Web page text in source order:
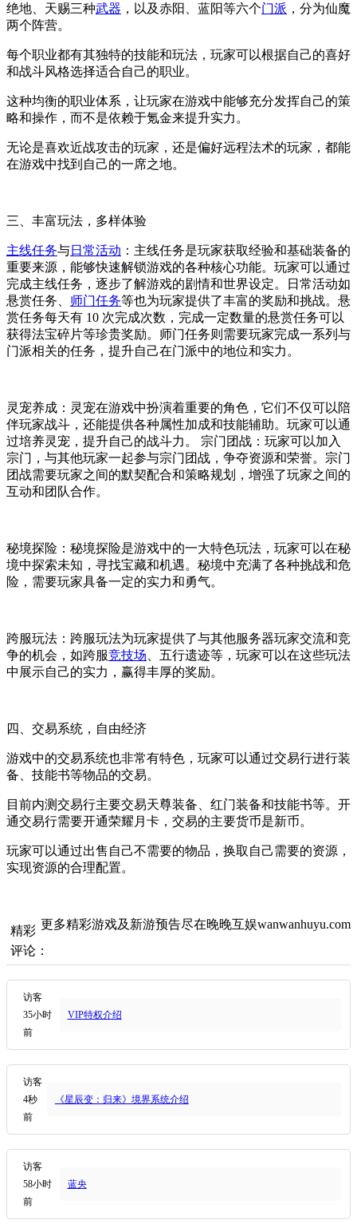
绝地、天赐三种武器 ，以及赤阳、蓝阳等六个门派 ，分为仙魔
两个阵营。
每个职业都有其独特的技能和玩法，玩家可以根据自己的喜好
和战斗风格选择适合自己的职业。
这种均衡的职业体系，让玩家在游戏中能够充分发挥自己的策
略和操作，而不是依赖于氪金来提升实力。
无论是喜欢近战攻击的玩家，还是偏好远程法术的玩家，都能
在游戏中找到自己的一席之地。
三、丰富玩法，多样体验
主线任务与日常活动 ：主线任务是玩家获取经验和基础装备的
重要来源，能够快速解锁游戏的各种核心功能。玩家可以通过
完成主线任务，逐步了解游戏的剧情和世界设定。日常活动如
悬赏任务、 师门任务等也为玩家提供了丰富的奖励和挑战。悬
赏任务每天有 10 次完成次数，完成一定数量的悬赏任务可以
获得法宝碎片等珍贵奖励。师门任务则需要玩家完成一系列与
门派相关的任务，提升自己在门派中的地位和实力。
灵宠养成：灵宠在游戏中扮演着重要的角色，它们不仅可以陪
伴玩家战斗，还能提供各种属性加成和技能辅助。玩家可以通
过培养灵宠，提升自己的战斗力。 宗门团战：玩家可以加入
宗门，与其他玩家一起参与宗门团战，争夺资源和荣誉。宗门
团战需要玩家之间的默契配合和策略规划，增强了玩家之间的
互动和团队合作。
秘境探险：秘境探险是游戏中的一大特色玩法，玩家可以在秘
境中探索未知，寻找宝藏和机遇。秘境中充满了各种挑战和危
险，需要玩家具备一定的实力和勇气。
跨服玩法：跨服玩法为玩家提供了与其他服务器玩家交流和竞
争的机会，如跨服竞技场 、五行遗迹等，玩家可以在这些玩法
中展示自己的实力，赢得丰厚的奖励。
四、交易系统，自由经济
游戏中的交易系统也非常有特色，玩家可以通过交易行进行装
备、技能书等物品的交易。
目前内测交易行主要交易天尊装备、红门装备和技能书等。开
通交易行需要开通荣耀月卡，交易的主要货币是新币。
玩家可以通过出售自己不需要的物品，换取自己需要的资源，
实现资源的合理配置。
更多精彩游戏及新游预告尽在晚晚互娱wanwanhuyu.com
精彩
评论：
访客
35小时
前
VIP特权介绍
访客
4秒
前
《星辰变：归来》境界系统介绍
访客
58小时
前
蓝央